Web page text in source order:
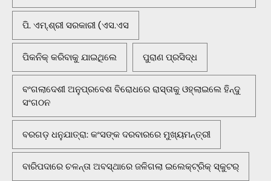
ପି. ଏମ୍.ଶ୍ରୀ ସରକାରୀ (ଏସ.ଏସ
ପିକନିକ୍‌ କରିବାକୁ ଯାଇଥିଲେ ପୁରାଣ ପ୍ରସିଦ୍ଧ
ବଂଗଲାଦେଶୀ ଅନୁପ୍ରବେଶ ବିରୋଧରେ ରାସ୍ତାକୁ ଓହ୍ଲାଇଲେ ହିନ୍ଦୁ
ସଂଗଠନ
ବରଗଡ଼ ଧନୁଯାତ୍ରା: କଂସଙ୍କ ଦରବାରରେ ମୁଖ୍ୟମନ୍ତ୍ରୀ
ବାରିପଦାରେ ଚଳନ୍ତା ଅବସ୍ଥାରେ ଜଳିଗଲା ଇଲେକ୍ଟ୍ରିକ୍ ସ୍କୁଟର୍